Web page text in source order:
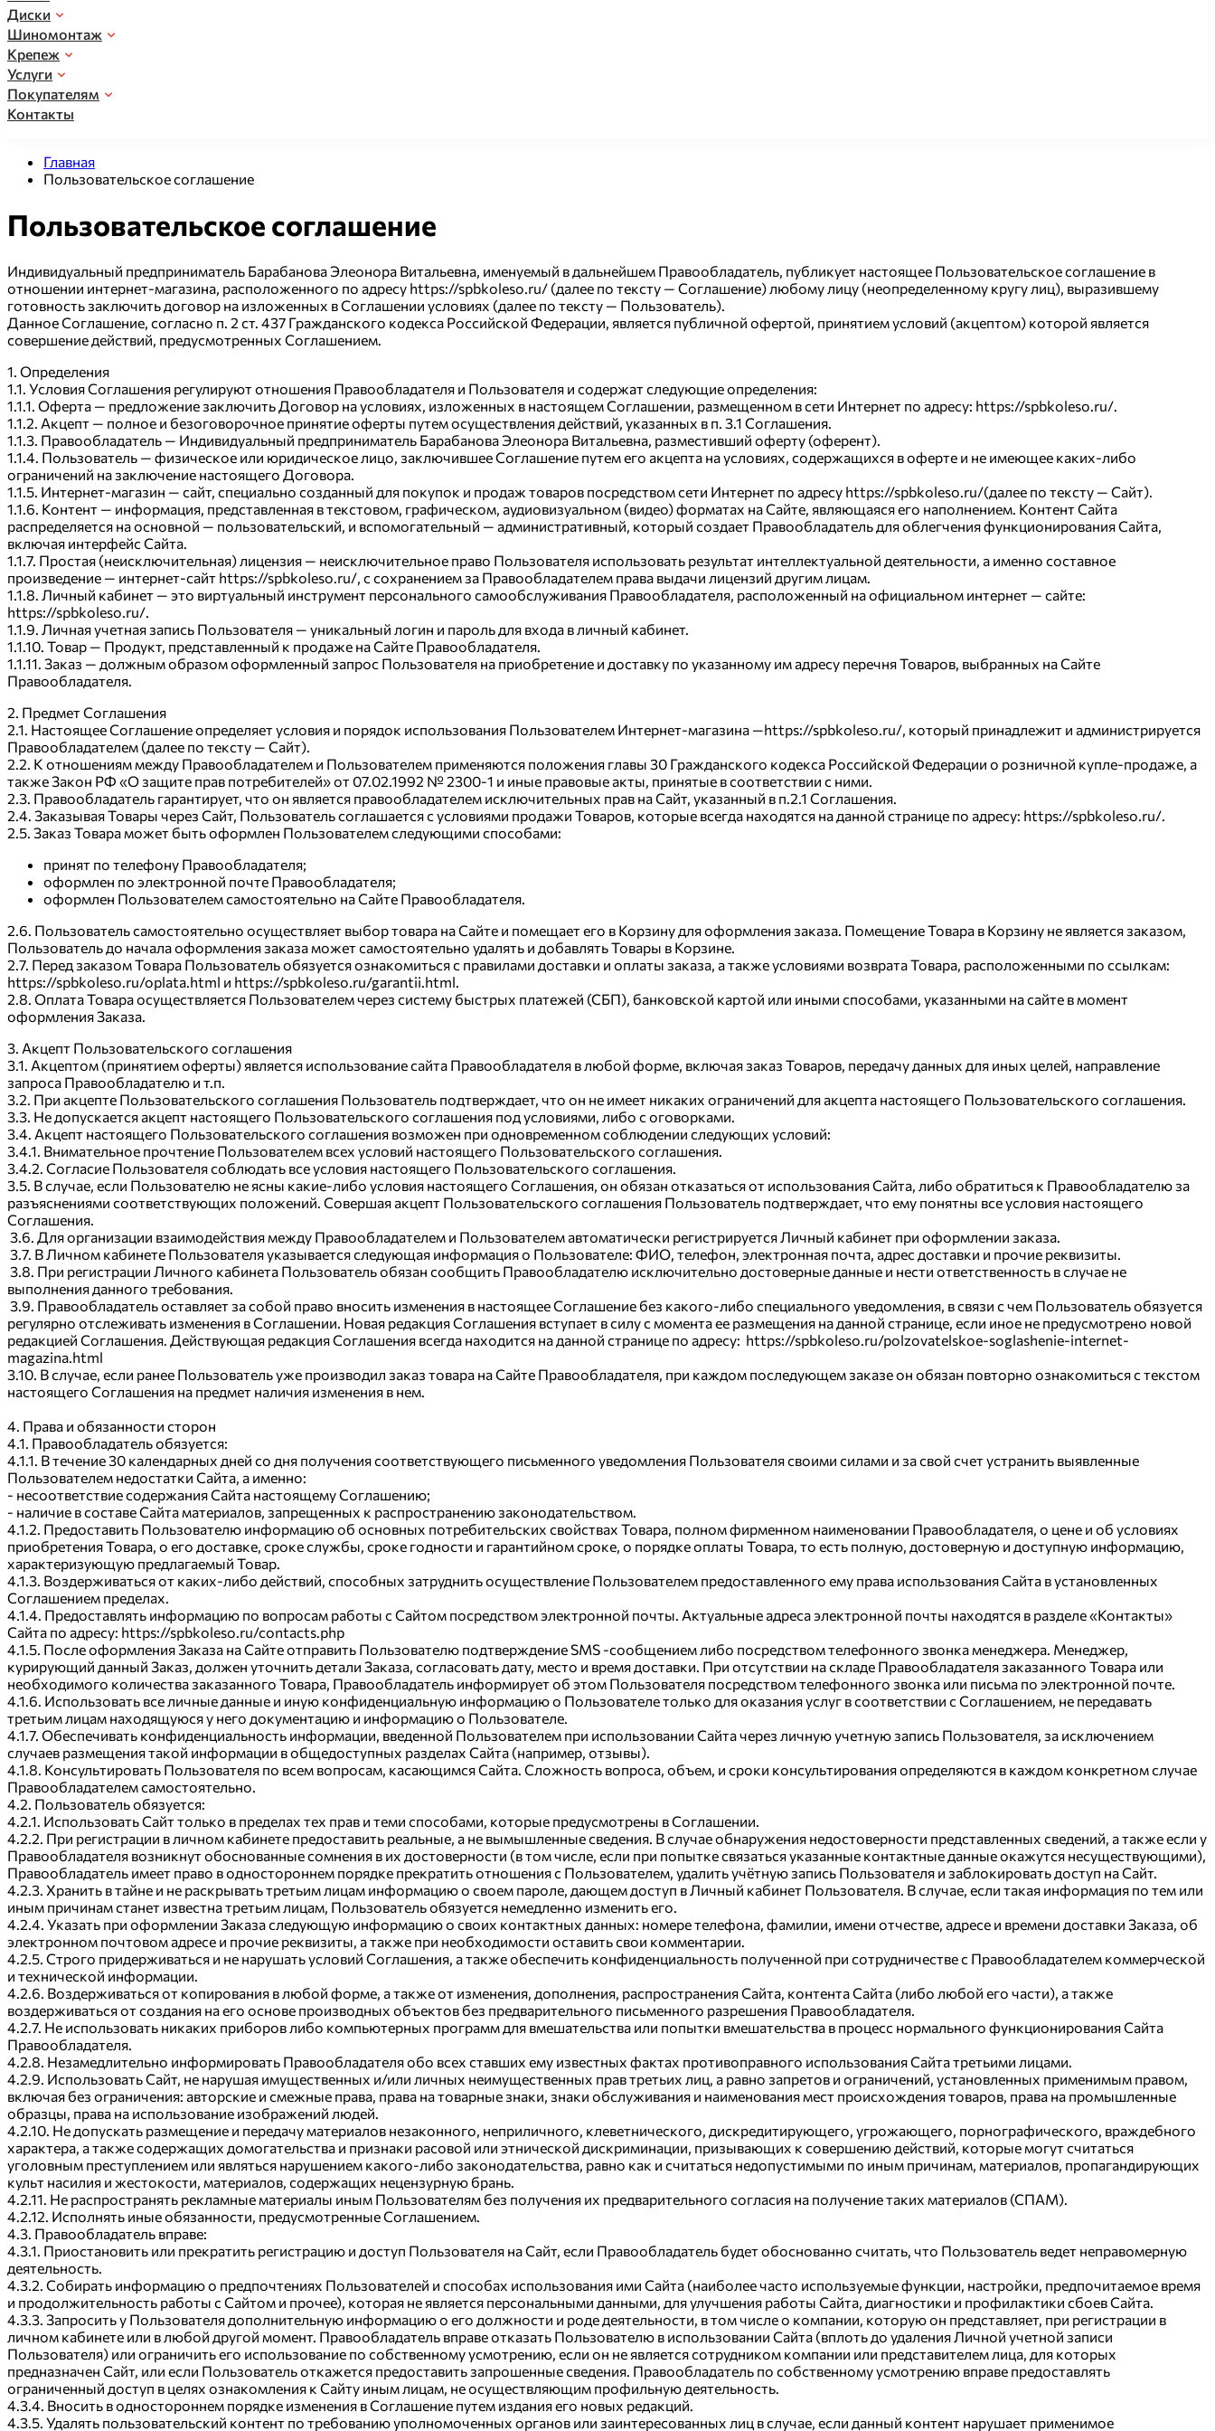
Автомобильные шины
Зимние шины
Нешипованные шины
Всесезонные шины
Грузовые шины
Диски
Автомобильные диски
Литые диски
Штампованные диски
Кованые диски
Шиномонтаж
Стационарный шиномонтаж
Мобильный шиномонтаж
Крепеж
Гайки
Кольца
Услуги
Доставка по России
Покупателям
Отзывы
Акции
Оплата и получение
Гарантии, возврат, обмен
Пользовательское соглашение
Контакты
Главная
Пользовательское соглашение
Пользовательское соглашение
Индивидуальный предприниматель Барабанова Элеонора Витальевна, именуемый в дальнейшем Правообладатель, публикует настоящее Пользовательское соглашение в
отношении интернет-магазина, расположенного по адресу https://spbkoleso.ru/ (далее по тексту — Соглашение) любому лицу (неопределенному кругу лиц), выразившему
готовность заключить договор на изложенных в Соглашении условиях (далее по тексту — Пользователь).
Данное Соглашение, согласно п. 2 ст. 437 Гражданского кодекса Российской Федерации, является публичной офертой, принятием условий (акцептом) которой является
совершение действий, предусмотренных Соглашением.
1. Определения
1.1. Условия Соглашения регулируют отношения Правообладателя и Пользователя и содержат следующие определения:
1.1.1. Оферта — предложение заключить Договор на условиях, изложенных в настоящем Соглашении, размещенном в сети Интернет по адресу: https://spbkoleso.ru/.
1.1.2. Акцепт — полное и безоговорочное принятие оферты путем осуществления действий, указанных в п. 3.1 Соглашения.
1.1.3. Правообладатель — Индивидуальный предприниматель Барабанова Элеонора Витальевна, разместивший оферту (оферент).
1.1.4. Пользователь — физическое или юридическое лицо, заключившее Соглашение путем его акцепта на условиях, содержащихся в оферте и не имеющее каких-либо
ограничений на заключение настоящего Договора.
1.1.5. Интернет-магазин — сайт, специально созданный для покупок и продаж товаров посредством сети Интернет по адресу https://spbkoleso.ru/(далее по тексту — Сайт).
1.1.6. Контент — информация, представленная в текстовом, графическом, аудиовизуальном (видео) форматах на Сайте, являющаяся его наполнением. Контент Сайта
распределяется на основной — пользовательский, и вспомогательный — административный, который создает Правообладатель для облегчения функционирования Сайта,
включая интерфейс Сайта.
1.1.7. Простая (неисключительная) лицензия — неисключительное право Пользователя использовать результат интеллектуальной деятельности, а именно составное
произведение — интернет-сайт https://spbkoleso.ru/, с сохранением за Правообладателем права выдачи лицензий другим лицам.
1.1.8. Личный кабинет — это виртуальный инструмент персонального самообслуживания Правообладателя, расположенный на официальном интернет — сайте:
https://spbkoleso.ru/.
1.1.9. Личная учетная запись Пользователя — уникальный логин и пароль для входа в личный кабинет.
1.1.10. Товар — Продукт, представленный к продаже на Сайте Правообладателя.
1.1.11. Заказ — должным образом оформленный запрос Пользователя на приобретение и доставку по указанному им адресу перечня Товаров, выбранных на Сайте
Правообладателя.
2. Предмет Соглашения
2.1. Настоящее Соглашение определяет условия и порядок использования Пользователем Интернет-магазина —https://spbkoleso.ru/, который принадлежит и администрируется
Правообладателем (далее по тексту — Сайт).
2.2. К отношениям между Правообладателем и Пользователем применяются положения главы 30 Гражданского кодекса Российской Федерации о розничной купле-продаже, а
также Закон РФ «О защите прав потребителей» от 07.02.1992 № 2300-1 и иные правовые акты, принятые в соответствии с ними.
2.3. Правообладатель гарантирует, что он является правообладателем исключительных прав на Сайт, указанный в п.2.1 Соглашения.
2.4. Заказывая Товары через Сайт, Пользователь соглашается с условиями продажи Товаров, которые всегда находятся на данной странице по адресу: https://spbkoleso.ru/.
2.5. Заказ Товара может быть оформлен Пользователем следующими способами:
принят по телефону Правообладателя;
оформлен по электронной почте Правообладателя;
оформлен Пользователем самостоятельно на Сайте Правообладателя.
2.6. Пользователь самостоятельно осуществляет выбор товара на Сайте и помещает его в Корзину для оформления заказа. Помещение Товара в Корзину не является заказом,
Пользователь до начала оформления заказа может самостоятельно удалять и добавлять Товары в Корзине.
2.7. Перед заказом Товара Пользователь обязуется ознакомиться с правилами доставки и оплаты заказа, а также условиями возврата Товара, расположенными по ссылкам:
https://spbkoleso.ru/oplata.html и https://spbkoleso.ru/garantii.html.
2.8. Оплата Товара осуществляется Пользователем через систему быстрых платежей (СБП), банковской картой или иными способами, указанными на сайте в момент
оформления Заказа.
3. Акцепт Пользовательского соглашения
3.1. Акцептом (принятием оферты) является использование сайта Правообладателя в любой форме, включая заказ Товаров, передачу данных для иных целей, направление
запроса Правообладателю и т.п.
3.2. При акцепте Пользовательского соглашения Пользователь подтверждает, что он не имеет никаких ограничений для акцепта настоящего Пользовательского соглашения.
3.3. Не допускается акцепт настоящего Пользовательского соглашения под условиями, либо с оговорками.
3.4. Акцепт настоящего Пользовательского соглашения возможен при одновременном соблюдении следующих условий:
3.4.1. Внимательное прочтение Пользователем всех условий настоящего Пользовательского соглашения.
3.4.2. Согласие Пользователя соблюдать все условия настоящего Пользовательского соглашения.
3.5. В случае, если Пользователю не ясны какие-либо условия настоящего Соглашения, он обязан отказаться от использования Сайта, либо обратиться к Правообладателю за
разъяснениями соответствующих положений. Совершая акцепт Пользовательского соглашения Пользователь подтверждает, что ему понятны все условия настоящего
Соглашения.
3.6. Для организации взаимодействия между Правообладателем и Пользователем автоматически регистрируется Личный кабинет при оформлении заказа.
3.7. В Личном кабинете Пользователя указывается следующая информация о Пользователе: ФИО, телефон, электронная почта, адрес доставки и прочие реквизиты.
3.8. При регистрации Личного кабинета Пользователь обязан сообщить Правообладателю исключительно достоверные данные и нести ответственность в случае не
выполнения данного требования.
3.9. Правообладатель оставляет за собой право вносить изменения в настоящее Соглашение без какого-либо специального уведомления, в связи с чем Пользователь обязуется
регулярно отслеживать изменения в Соглашении. Новая редакция Соглашения вступает в силу с момента ее размещения на данной странице, если иное не предусмотрено новой
редакцией Соглашения. Действующая редакция Соглашения всегда находится на данной странице по адресу: https://spbkoleso.ru/polzovatelskoe-soglashenie-internet-
magazina.html
3.10. В случае, если ранее Пользователь уже производил заказ товара на Сайте Правообладателя, при каждом последующем заказе он обязан повторно ознакомиться с текстом
настоящего Соглашения на предмет наличия изменения в нем.
4. Права и обязанности сторон
4.1. Правообладатель обязуется:
4.1.1. В течение 30 календарных дней со дня получения соответствующего письменного уведомления Пользователя своими силами и за свой счет устранить выявленные
Пользователем недостатки Сайта, а именно:
- несоответствие содержания Сайта настоящему Соглашению;
- наличие в составе Сайта материалов, запрещенных к распространению законодательством.
4.1.2. Предоставить Пользователю информацию об основных потребительских свойствах Товара, полном фирменном наименовании Правообладателя, о цене и об условиях
приобретения Товара, о его доставке, сроке службы, сроке годности и гарантийном сроке, о порядке оплаты Товара, то есть полную, достоверную и доступную информацию,
характеризующую предлагаемый Товар.
4.1.3. Воздерживаться от каких-либо действий, способных затруднить осуществление Пользователем предоставленного ему права использования Сайта в установленных
Соглашением пределах.
4.1.4. Предоставлять информацию по вопросам работы с Сайтом посредством электронной почты. Актуальные адреса электронной почты находятся в разделе «Контакты»
Сайта по адресу: https://spbkoleso.ru/contacts.php
4.1.5. После оформления Заказа на Сайте отправить Пользователю подтверждение SMS -сообщением либо посредством телефонного звонка менеджера. Менеджер,
курирующий данный Заказ, должен уточнить детали Заказа, согласовать дату, место и время доставки. При отсутствии на складе Правообладателя заказанного Товара или
необходимого количества заказанного Товара, Правообладатель информирует об этом Пользователя посредством телефонного звонка или письма по электронной почте.
4.1.6. Использовать все личные данные и иную конфиденциальную информацию о Пользователе только для оказания услуг в соответствии с Соглашением, не передавать
третьим лицам находящуюся у него документацию и информацию о Пользователе.
4.1.7. Обеспечивать конфиденциальность информации, введенной Пользователем при использовании Сайта через личную учетную запись Пользователя, за исключением
случаев размещения такой информации в общедоступных разделах Сайта (например, отзывы).
4.1.8. Консультировать Пользователя по всем вопросам, касающимся Сайта. Сложность вопроса, объем, и сроки консультирования определяются в каждом конкретном случае
Правообладателем самостоятельно.
4.2. Пользователь обязуется:
4.2.1. Использовать Сайт только в пределах тех прав и теми способами, которые предусмотрены в Соглашении.
4.2.2. При регистрации в личном кабинете предоставить реальные, а не вымышленные сведения. В случае обнаружения недостоверности представленных сведений, а также если у
Правообладателя возникнут обоснованные сомнения в их достоверности (в том числе, если при попытке связаться указанные контактные данные окажутся несуществующими),
Правообладатель имеет право в одностороннем порядке прекратить отношения с Пользователем, удалить учётную запись Пользователя и заблокировать доступ на Сайт.
4.2.3. Хранить в тайне и не раскрывать третьим лицам информацию о своем пароле, дающем доступ в Личный кабинет Пользователя. В случае, если такая информация по тем или
иным причинам станет известна третьим лицам, Пользователь обязуется немедленно изменить его.
4.2.4. Указать при оформлении Заказа следующую информацию о своих контактных данных: номере телефона, фамилии, имени отчестве, адресе и времени доставки Заказа, об
электронном почтовом адресе и прочие реквизиты, а также при необходимости оставить свои комментарии.
4.2.5. Строго придерживаться и не нарушать условий Соглашения, а также обеспечить конфиденциальность полученной при сотрудничестве с Правообладателем коммерческой
и технической информации.
4.2.6. Воздерживаться от копирования в любой форме, а также от изменения, дополнения, распространения Сайта, контента Сайта (либо любой его части), а также
воздерживаться от создания на его основе производных объектов без предварительного письменного разрешения Правообладателя.
4.2.7. Не использовать никаких приборов либо компьютерных программ для вмешательства или попытки вмешательства в процесс нормального функционирования Сайта
Правообладателя.
4.2.8. Незамедлительно информировать Правообладателя обо всех ставших ему известных фактах противоправного использования Сайта третьими лицами.
4.2.9. Использовать Сайт, не нарушая имущественных и/или личных неимущественных прав третьих лиц, а равно запретов и ограничений, установленных применимым правом,
включая без ограничения: авторские и смежные права, права на товарные знаки, знаки обслуживания и наименования мест происхождения товаров, права на промышленные
образцы, права на использование изображений людей.
4.2.10. Не допускать размещение и передачу материалов незаконного, неприличного, клеветнического, дискредитирующего, угрожающего, порнографического, враждебного
характера, а также содержащих домогательства и признаки расовой или этнической дискриминации, призывающих к совершению действий, которые могут считаться
уголовным преступлением или являться нарушением какого-либо законодательства, равно как и считаться недопустимыми по иным причинам, материалов, пропагандирующих
культ насилия и жестокости, материалов, содержащих нецензурную брань.
4.2.11. Не распространять рекламные материалы иным Пользователям без получения их предварительного согласия на получение таких материалов (СПАМ).
4.2.12. Исполнять иные обязанности, предусмотренные Соглашением.
4.3. Правообладатель вправе:
4.3.1. Приостановить или прекратить регистрацию и доступ Пользователя на Сайт, если Правообладатель будет обоснованно считать, что Пользователь ведет неправомерную
деятельность.
4.3.2. Собирать информацию о предпочтениях Пользователей и способах использования ими Сайта (наиболее часто используемые функции, настройки, предпочитаемое время
и продолжительность работы с Сайтом и прочее), которая не является персональными данными, для улучшения работы Сайта, диагностики и профилактики сбоев Сайта.
4.3.3. Запросить у Пользователя дополнительную информацию о его должности и роде деятельности, в том числе о компании, которую он представляет, при регистрации в
личном кабинете или в любой другой момент. Правообладатель вправе отказать Пользователю в использовании Сайта (вплоть до удаления Личной учетной записи
Пользователя) или ограничить его использование по собственному усмотрению, если он не является сотрудником компании или представителем лица, для которых
предназначен Сайт, или если Пользователь откажется предоставить запрошенные сведения. Правообладатель по собственному усмотрению вправе предоставлять
ограниченный доступ в целях ознакомления к Сайту иным лицам, не осуществляющим профильную деятельность.
4.3.4. Вносить в одностороннем порядке изменения в Соглашение путем издания его новых редакций.
4.3.5. Удалять пользовательский контент по требованию уполномоченных органов или заинтересованных лиц в случае, если данный контент нарушает применимое